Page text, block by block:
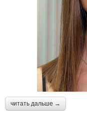
читать дальше →